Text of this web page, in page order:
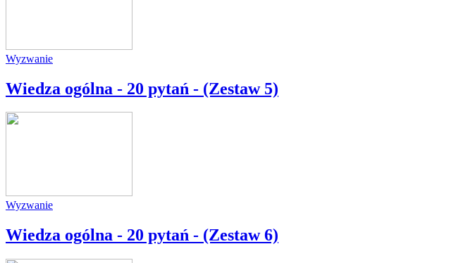
Wyzwanie
Wiedza ogólna - 20 pytań - (Zestaw 5)
Wyzwanie
Wiedza ogólna - 20 pytań - (Zestaw 6)